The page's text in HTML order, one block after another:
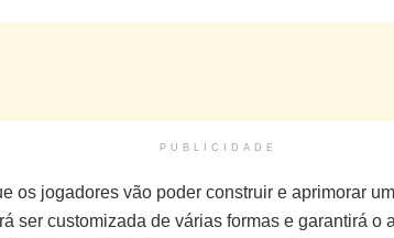
PUBLICIDADE
os jogadores vão poder construir e aprimorar
ser customizada de várias formas e garantirá o